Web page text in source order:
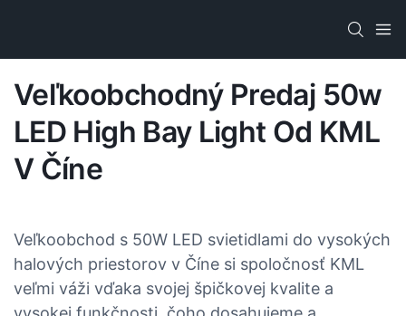
Veľkoobchodný Predaj 50w
LED High Bay Light Od KML
V Číne
Veľkoobchod s 50W LED svietidlami do vysokých
halových priestorov v Číne si spoločnosť KML
veľmi váži vďaka svojej špičkovej kvalite a